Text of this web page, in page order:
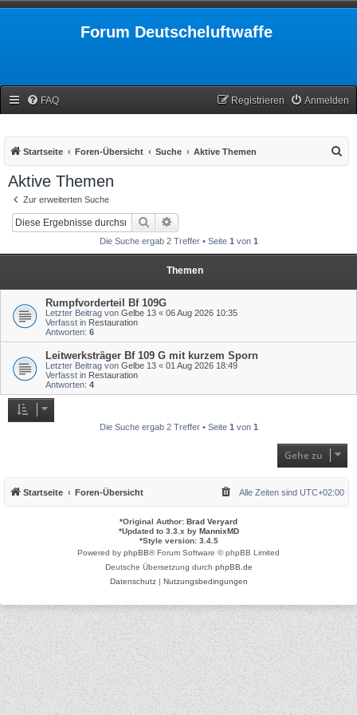
Forum Deutscheluftwaffe
FAQ Anmelden
Registrieren
Startseite Foren-Übersicht Suche Aktive Themen
Aktive Themen
Zur erweiterten Suche
Suche
Die Suche ergab 2 Treffer • Seite 1 von 1
Themen
Rumpfvorderteil Bf 109G
Letzter Beitrag von Gelbe 13 « 06 Aug 2026 10:35
Verfasst in Restauration
Antworten: 6
Leitwerksträger Bf 109 G mit kurzem Sporn
Letzter Beitrag von Gelbe 13 « 01 Aug 2026 18:49
Verfasst in Restauration
Antworten: 4
Die Suche ergab 2 Treffer • Seite 1 von 1
Gehe zu
Startseite Foren-Übersicht Alle Zeiten sind UTC+02:00
*Original Author: Brad Veryard
*Updated to 3.3.x by MannixMD
*Style version: 3.4.5
Powered by phpBB® Forum Software © phpBB Limited
Deutsche Übersetzung durch phpBB.de
Datenschutz| Nutzungsbedingungen